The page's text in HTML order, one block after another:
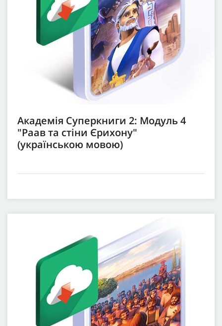
Академія Суперкниги 2: Модуль 4
"Раав та стіни Єрихону"
(українською мовою)